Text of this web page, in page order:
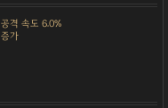
공격 속도 6.0%
증가